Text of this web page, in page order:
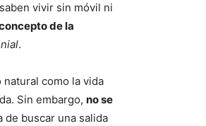
vivir sin móvil ni
de la
.
como la vida
Sin embargo, no se
de buscar una salida